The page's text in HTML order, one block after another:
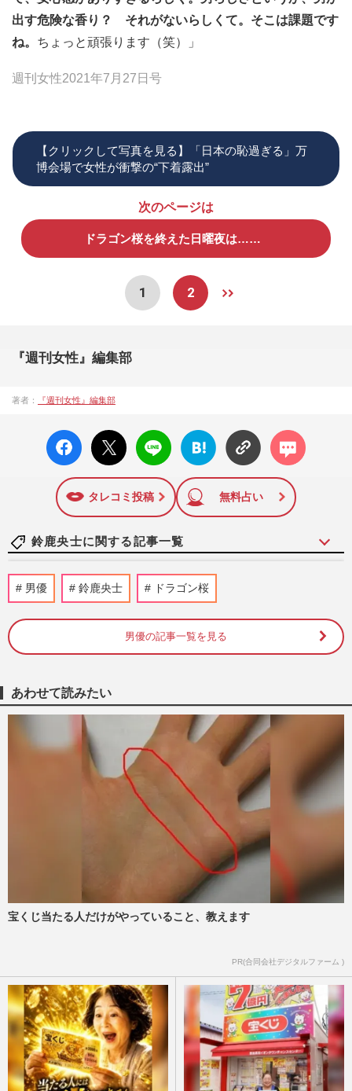
出す危険な香り？ それがないらしくて。そこは課題です
ね。 ちょっと頑張ります（笑）」
週刊女性2021年7月27日号
【クリックして写真を見る】「日本の恥過ぎる」万
博会場で女性が衝撃の“下着露出”
次のページは
ドラゴン桜を終えた日曜夜は……
1 2
『週刊女性』編集部
著者： 『週刊女性』編集部
facebo
ok い
X ポス
ト
LINE
はてな
ブック
に追加
コメン
ト
タレコミ投稿 無料占い
鈴鹿央士に関する記事一覧
出荷2000万本突破！サントリー新商品『ギ
ルティ炭酸 NOPE』の反響は通常の20
週刊女性PRIME 2026/4/15
解きレトリック』、同枠で「有名俳優2人
のタッグ」が頓挫していた舞…
週刊女性2024年11月5日号
月9ドラマ『嘘解きレトリック』W主演の
鈴鹿央士、松本穂香に「イメージと違う2
人だなぁ」早くも“疑問”の…
週刊女性PRIME
好みのイケメンを見て電気代を節約、佐藤
健、吉沢亮、羽生結弦、鈴鹿央士、
SixTONESら「涼しげ浴衣イケメン…
週刊女性2023年9月19日号
男女1000人に聞いた『上半期ブレイク俳
遥や浜辺美波などがランクイン…
週刊女性2023年9月5日号 2023/8/28
男優 鈴鹿央士 ドラゴン桜
男優の記事一覧を見る
あわせて読みたい
宝くじ当たる人だけがやっていること、教えます
PR(合同会社デジタルファーム )